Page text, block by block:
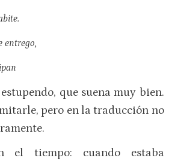
entrego,
que suena muy bien.
pero en la traducción no
el tiempo: cuando estaba